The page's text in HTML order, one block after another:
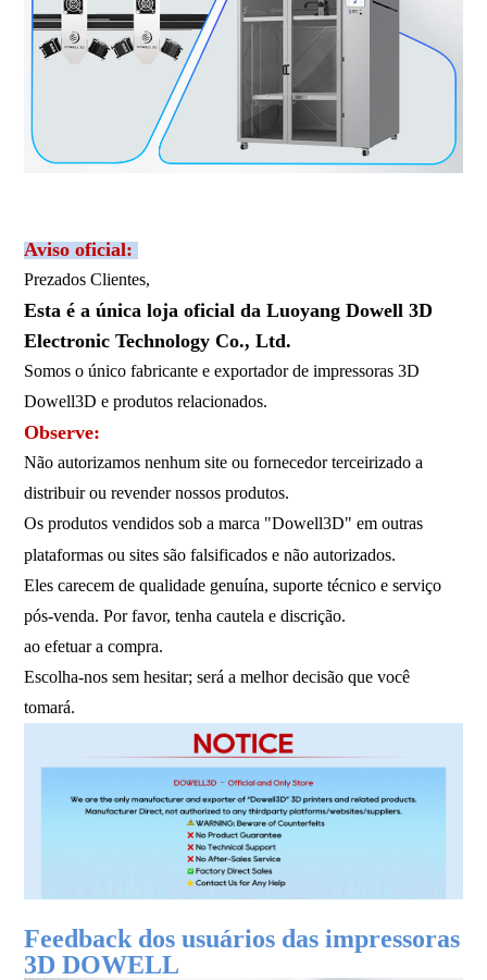
Aviso oficial:
Prezados Clientes,
Esta é a única loja oficial da Luoyang Dowell 3D
Electronic Technology Co., Ltd.
Somos o único fabricante e exportador de impressoras 3D
Dowell3D e produtos relacionados.
Observe:
Não autorizamos nenhum site ou fornecedor terceirizado a
distribuir ou revender nossos produtos.
Os produtos vendidos sob a marca "Dowell3D" em outras
plataformas ou sites são falsificados e não autorizados.
Eles carecem de qualidade genuína, suporte técnico e serviço
pós-venda. Por favor, tenha cautela e discrição.
ao efetuar a compra.
Escolha-nos sem hesitar; será a melhor decisão que você
tomará.
Feedback dos usuários das impressoras
3D DOWELL